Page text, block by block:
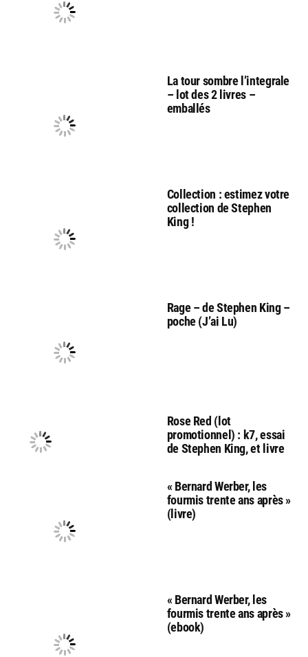
La tour sombre l’integrale
– lot des 2 livres –
emballés
Collection : estimez votre
collection de Stephen
King !
Rage – de Stephen King –
poche (J’ai Lu)
Rose Red (lot
promotionnel) : k7, essai
de Stephen King, et livre
« Bernard Werber, les
fourmis trente ans après »
(livre)
« Bernard Werber, les
fourmis trente ans après »
(ebook)